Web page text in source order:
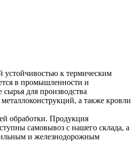
к термическим
в промышленности и
сырья для производства
а также кровли
обработки. Продукция
самовывоз с нашего склада, а
и железнодорожным